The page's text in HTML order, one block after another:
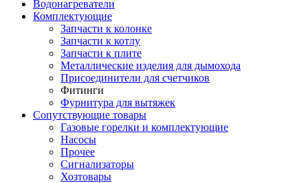
Водонагреватели
Комплектующие
Запчасти к колонке
Запчасти к котлу
Запчасти к плите
Металлические изделия для дымохода
Присоединители для счетчиков
Фитинги
Фурнитура для вытяжек
Сопутствующие товары
Газовые горелки и комплектующие
Насосы
Прочее
Сигнализаторы
Хозтовары